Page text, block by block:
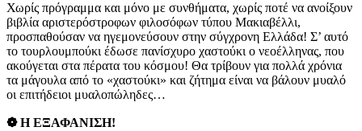
Χωρίς πρόγραμμα και μόνο με συνθήματα, χωρίς ποτέ να ανοίξουν
βιβλία αριστερόστροφων φιλοσόφων τύπου Μακιαβέλλι,
προσπαθούσαν να ηγεμονεύσουν στην σύγχρονη Ελλάδα! Σ’ αυτό
το τουρλουμπούκι έδωσε πανίσχυρο χαστούκι ο νεοέλληνας, που
ακούγεται στα πέρατα του κόσμου! Θα τρίβουν για πολλά χρόνια
τα μάγουλα από το «χαστούκι» και ζήτημα είναι να βάλουν μυαλό
οι επιτήδειοι μυαλοπώληδες…
❁ Η ΕΞΑΦΑΝΙΣΗ!